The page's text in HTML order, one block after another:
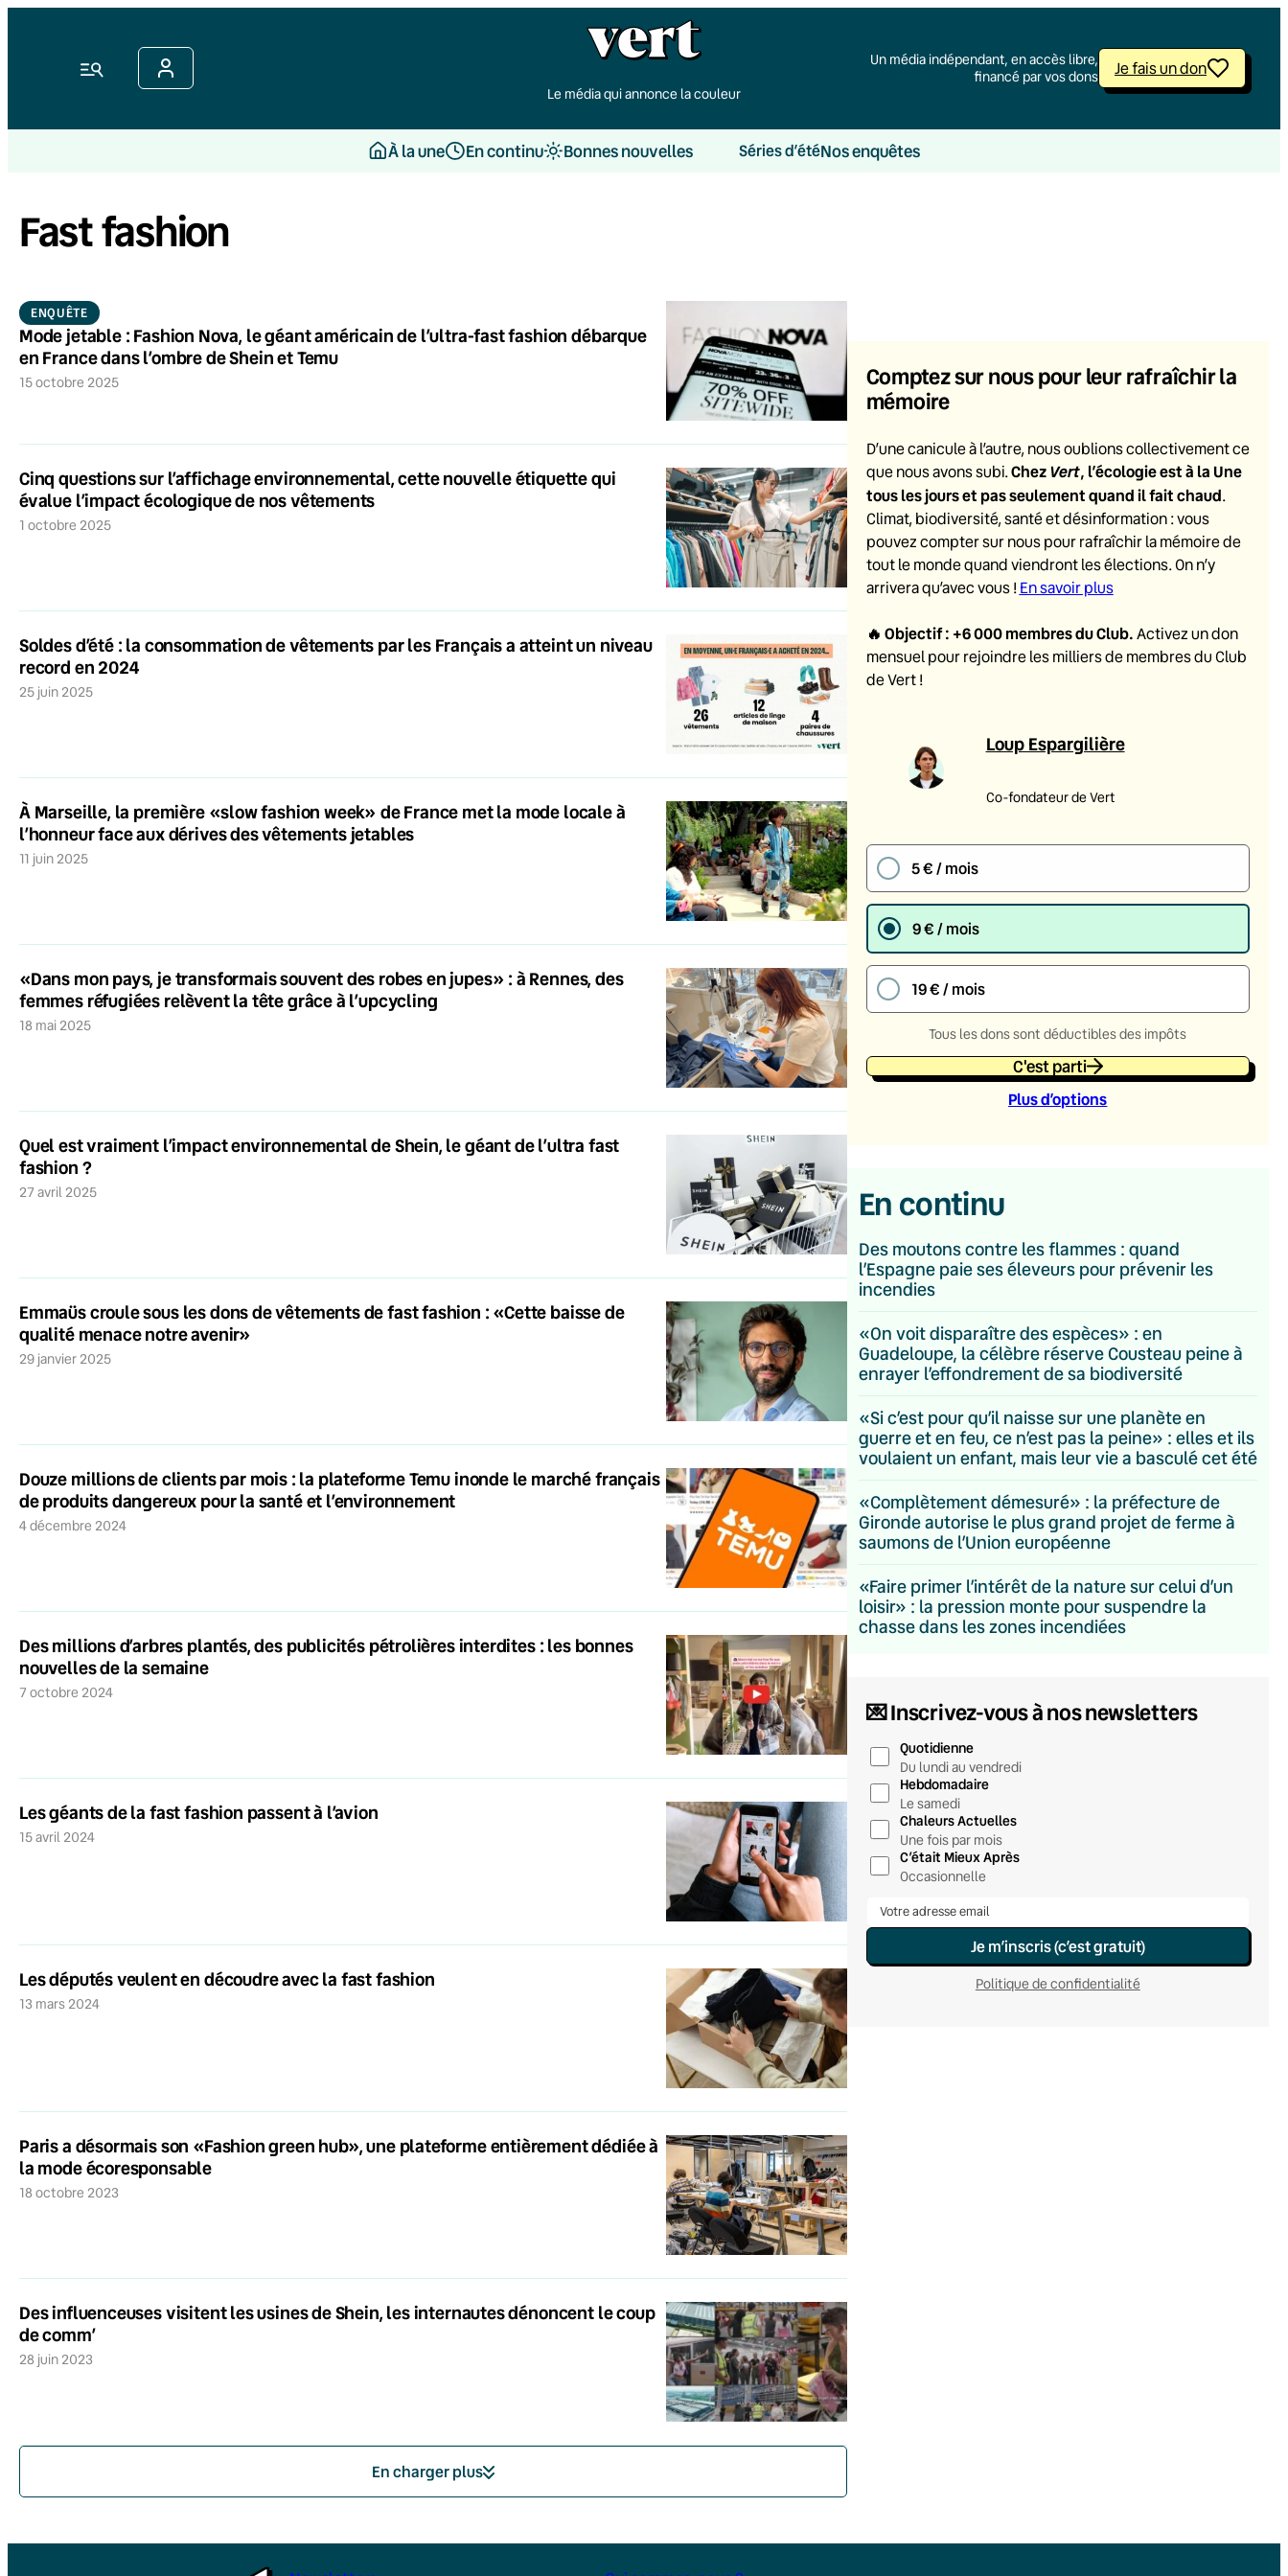
Menu
Le média qui annonce la couleur
Un média indépendant, en accès libre,
financé par vos dons
Je fais un don
À la une En continu Bonnes nouvelles Séries d’étéNos enquêtes
Fast fashion
ENQUÊTE
Mode jetable : Fashion Nova, le géant américain de l’ultra-fast fashion débarque
en France dans l’ombre de Shein et Temu
15 octobre 2025
Cinq questions sur l’affichage environnemental, cette nouvelle étiquette qui
évalue l’impact écologique de nos vêtements
1 octobre 2025
Soldes d’été : la consommation de vêtements par les Français a atteint un niveau
record en 2024
25 juin 2025
À Marseille, la première «slow fashion week» de France met la mode locale à
l’honneur face aux dérives des vêtements jetables
11 juin 2025
«Dans mon pays, je transformais souvent des robes en jupes» : à Rennes, des
femmes réfugiées relèvent la tête grâce à l’upcycling
18 mai 2025
Quel est vraiment l’impact environnemental de Shein, le géant de l’ultra fast
fashion ?
27 avril 2025
Emmaüs croule sous les dons de vêtements de fast fashion : «Cette baisse de
qualité menace notre avenir»
29 janvier 2025
Douze millions de clients par mois : la plateforme Temu inonde le marché français
de produits dangereux pour la santé et l’environnement
4 décembre 2024
Des millions d’arbres plantés, des publicités pétrolières interdites : les bonnes
nouvelles de la semaine
7 octobre 2024
Les géants de la fast fashion passent à l’avion
15 avril 2024
Les députés veulent en découdre avec la fast fashion
13 mars 2024
Paris a désormais son «Fashion green hub», une plateforme entièrement dédiée à
la mode écoresponsable
18 octobre 2023
Des influenceuses visitent les usines de Shein, les internautes dénoncent le coup
de comm’
28 juin 2023
En charger plus
Comptez sur nous pour leur rafraîchir la
mémoire
D’une canicule à l’autre, nous oublions collectivement ce
que nous avons subi. ChezVert, l’écologie est à la Une
tous les jours et pas seulement quand il fait chaud.
Climat, biodiversité, santé et désinformation : vous
pouvez compter sur nous pour rafraîchir la mémoire de
tout le monde quand viendront les élections. On n’y
arrivera qu’avec vous ! En savoir plus
🔥 Objectif : +6 000 membres du Club. Activez un don
mensuel pour rejoindre les milliers de membres du Club
de Vert !
Loup Espargilière
Co-fondateur de Vert
5 € / mois
9 € / mois
19 € / mois
Tous les dons sont déductibles des impôts
C'est parti
Plus d’options
En continu
Des moutons contre les flammes : quand
l’Espagne paie ses éleveurs pour prévenir les
incendies
«On voit disparaître des espèces» : en
Guadeloupe, la célèbre réserve Cousteau peine à
enrayer l’effondrement de sa biodiversité
«Si c’est pour qu’il naisse sur une planète en
guerre et en feu, ce n’est pas la peine» : elles et ils
voulaient un enfant, mais leur vie a basculé cet été
«Complètement démesuré» : la préfecture de
Gironde autorise le plus grand projet de ferme à
saumons de l’Union européenne
«Faire primer l’intérêt de la nature sur celui d’un
loisir» : la pression monte pour suspendre la
chasse dans les zones incendiées
💌 Inscrivez-vous à nos newsletters
Quotidienne
Du lundi au vendredi
Hebdomadaire
Le samedi
Chaleurs Actuelles
Une fois par mois
C’était Mieux Après
Occasionnelle
Je m’inscris (c’est gratuit)
Politique de confidentialité